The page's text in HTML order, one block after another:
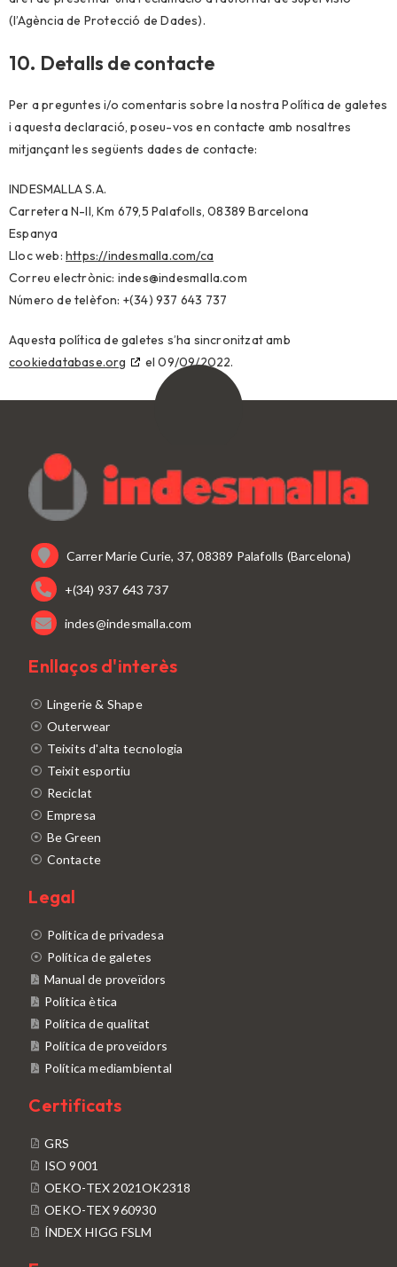
(l’Agència de Protecció de Dades).
10. Detalls de contacte
Per a preguntes i/o comentaris sobre la nostra Política de galetes
i aquesta declaració, poseu-vos en contacte amb nosaltres
mitjançant les següents dades de contacte:
INDESMALLA S.A.
Carretera N-II, Km 679,5 Palafolls, 08389 Barcelona
Espanya
Lloc web: https://indesmalla.com/ca
Correu electrònic: indes@indesmalla.com
Número de telèfon: +(34) 937 643 737
Aquesta política de galetes s’ha sincronitzat amb
cookiedatabase.org
el 09/09/2022.
Carrer Marie Curie, 37, 08389 Palafolls (Barcelona)
+(34) 937 643 737
indes@indesmalla.com
Enllaços d'interès
Lingerie & Shape
Outerwear
Teixits d'alta tecnologia
Teixit esportiu
Reciclat
Empresa
Be Green
Contacte
Legal
Política de privadesa
Política de galetes
Manual de proveïdors
Política ètica
Política de qualitat
Política de proveïdors
Política mediambiental
Certificats
GRS
ISO 9001
OEKO-TEX 2021OK2318
OEKO-TEX 960930
ÍNDEX HIGG FSLM